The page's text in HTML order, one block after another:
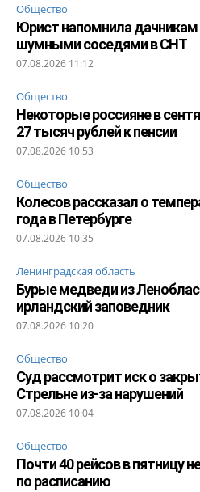
Общество
Юрист напомнила дачникам
шумными соседями в СНТ
07.08.2026 11:12
Общество
Некоторые россияне в
27 тысяч рублей к пенсии
07.08.2026 10:53
Общество
Колесов рассказал о
года в Петербурге
07.08.2026 10:35
Ленинградская область
Бурые медведи из
ирландский заповедник
07.08.2026 10:20
Общество
Суд рассмотрит иск о
Стрельне из-за нарушений
07.08.2026 10:04
Общество
Почти 40 рейсов в пятницу
по расписанию